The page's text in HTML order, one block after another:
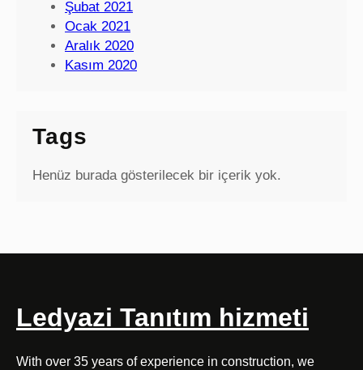
Şubat 2021
Ocak 2021
Aralık 2020
Kasım 2020
Tags
Henüz burada gösterilecek bir içerik yok.
Ledyazi Tanıtım hizmeti
With over 35 years of experience in construction, we